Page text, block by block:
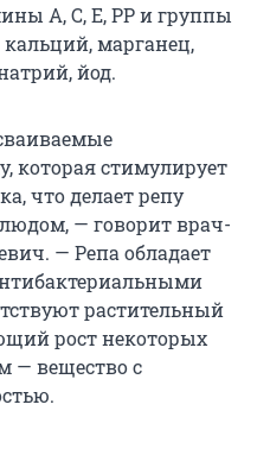
А, С, Е, РР и группы
марганец,
йод.
которая стимулирует
что делает репу
— говорит врач-
— Репа обладает
растительный
рост некоторых
— вещество с